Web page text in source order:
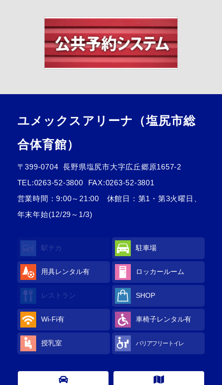
ユメックスアリーナ（塩尻市総
合体育館）
〒399-0704
長野県塩尻市大字広丘郷原1657-2
TEL:0263-52-3800
FAX:0263-52-3801
営業時間：9:00～21:00 休館日：第1・第3火曜日、
年末年始(12/29～1/3)
駅チカ 駐車場
用具レンタル有 ロッカールーム
レストラン SHOP
Wi-Fi有 車椅子レンタル有
授乳室 バリアフリートイレ